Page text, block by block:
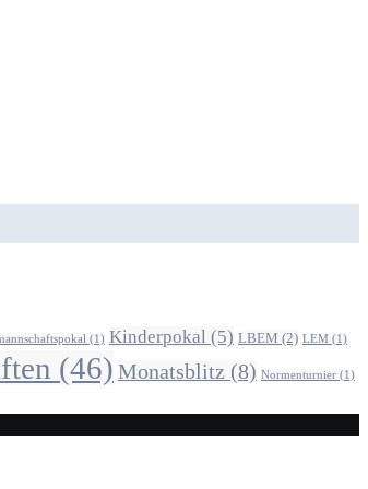
(1) Kinderpokal (5) LBEM (2) LEM (1)
(46) Monatsblitz (8) Normenturnier (1)